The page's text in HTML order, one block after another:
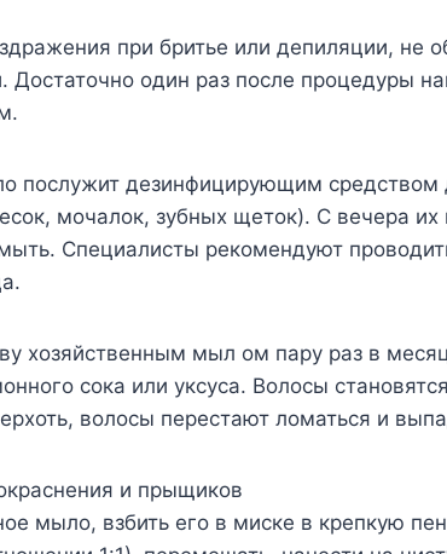
при бритье или депиляции, не
Достаточно один раз после процедуры
послужит дезинфицирующим средством
мочалок, зубных щеток). С вечера
Специалисты рекомендуют
хозяйственным мыл ом пару раз в
сока или уксуса. Волосы
волосы перестают ломаться и
и прыщиков
мыло, взбить его в миске в крепкую